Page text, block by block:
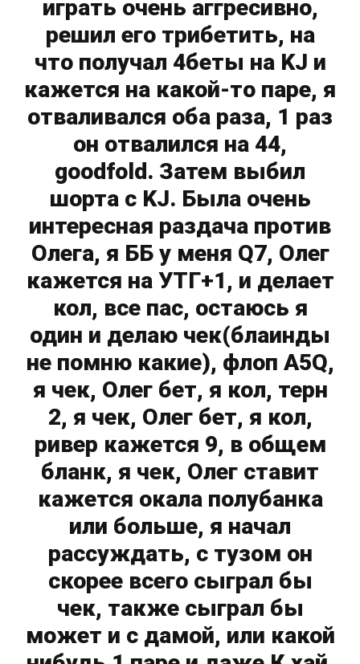
играть очень аггресивно,
решил его трибетить, на
что получал 4беты на KJ и
кажется на какой-то паре, я
отваливался оба раза, 1 раз
он отвалился на 44,
goodfold. Затем выбил
шорта с KJ. Была очень
интересная раздача против
Олега, я ББ у меня Q7, Олег
кажется на УТГ+1, и делает
кол, все пас, остаюсь я
один и делаю чек(блаинды
не помню какие), флоп А5Q,
я чек, Олег бет, я кол, терн
2, я чек, Олег бет, я кол,
ривер кажется 9, в общем
бланк, я чек, Олег ставит
кажется окала полубанка
или больше, я начал
рассуждать, с тузом он
скорее всего сыграл бы
чек, также сыграл бы
может и с дамой, или какой